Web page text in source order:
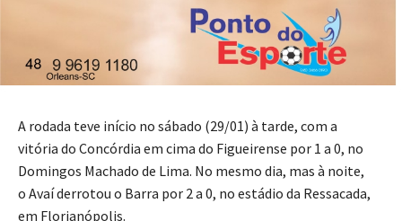
Seis partidas movimentaram o fim de semana pela
terceira rodada da competição promovida pela Federação
Catarinense de Futebol (FCF). Chapecoense e Hercílio Luz
seguem com 100% de aproveitamento.
A rodada teve início no sábado (29/01) à tarde, com a
vitória do Concórdia em cima do Figueirense por 1 a 0, no
Domingos Machado de Lima. No mesmo dia, mas à noite,
o Avaí derrotou o Barra por 2 a 0, no estádio da Ressacada,
em Florianópolis.